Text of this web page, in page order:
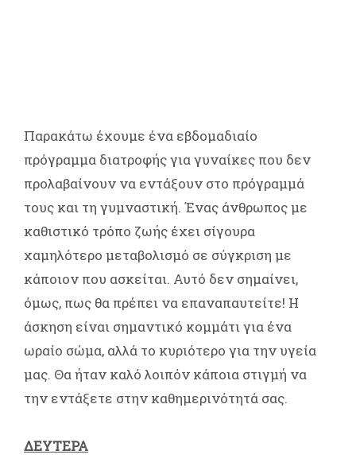
Παρακάτω έχουμε ένα εβδομαδιαίο
πρόγραμμα διατροφής για γυναίκες που δεν
προλαβαίνουν να εντάξουν στο πρόγραμμά
τους και τη γυμναστική. Ένας άνθρωπος με
καθιστικό τρόπο ζωής έχει σίγουρα
χαμηλότερο μεταβολισμό σε σύγκριση με
κάποιον που ασκείται. Αυτό δεν σημαίνει,
όμως, πως θα πρέπει να επαναπαυτείτε! Η
άσκηση είναι σημαντικό κομμάτι για ένα
ωραίο σώμα, αλλά το κυριότερο για την υγεία
μας. Θα ήταν καλό λοιπόν κάποια στιγμή να
την εντάξετε στην καθημερινότητά σας.
ΔΕΥΤΕΡΑ